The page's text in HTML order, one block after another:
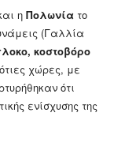
η Πολωνία το
(Γαλλία
κοστοβόρο
χώρες, με
ότι
ενίσχυσης της